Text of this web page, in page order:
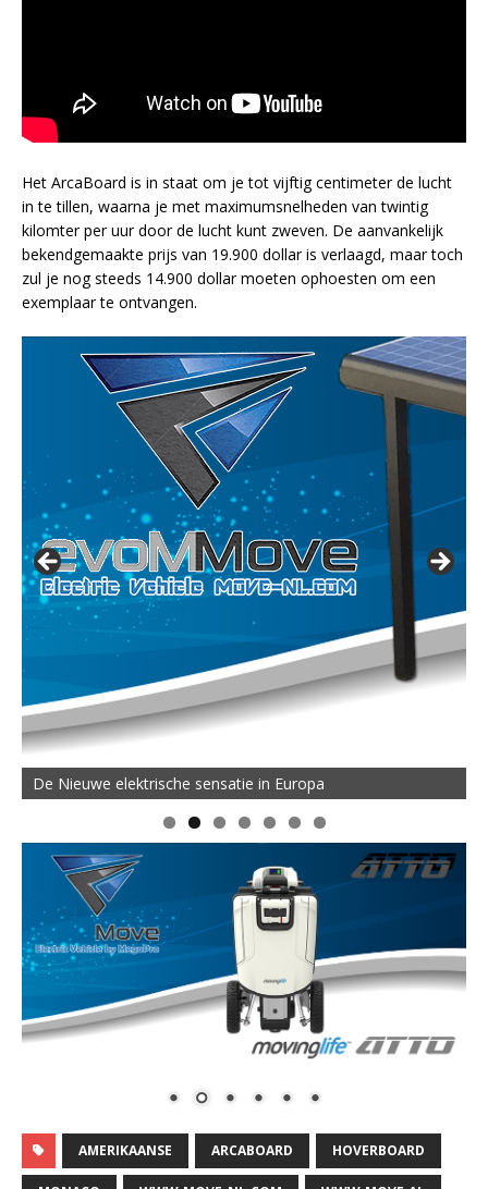
Het ArcaBoard is in staat om je tot vijftig centimeter de lucht
in te tillen, waarna je met maximumsnelheden van twintig
kilomter per uur door de lucht kunt zweven. De aanvankelijk
bekendgemaakte prijs van 19.900 dollar is verlaagd, maar toch
zul je nog steeds 14.900 dollar moeten ophoesten om een
exemplaar te ontvangen.
De Nieuwe elektrische sensatie in Europa
AMERIKAANSE ARCABOARD HOVERBOARD